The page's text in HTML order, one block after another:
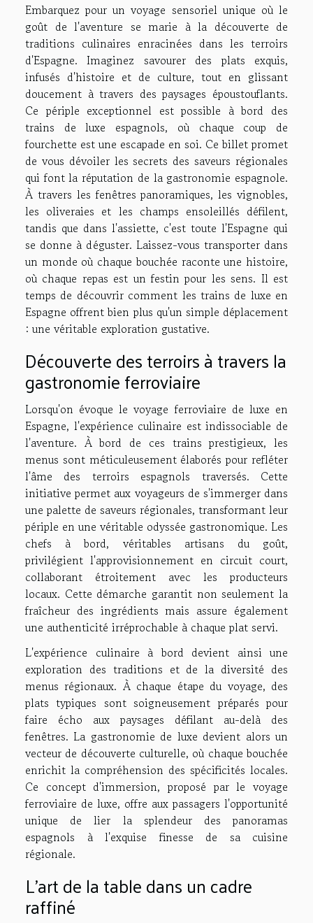
Embarquez pour un voyage sensoriel unique où le
goût de l'aventure se marie à la découverte de
traditions culinaires enracinées dans les terroirs
d'Espagne. Imaginez savourer des plats exquis,
infusés d'histoire et de culture, tout en glissant
doucement à travers des paysages époustouflants.
Ce périple exceptionnel est possible à bord des
trains de luxe espagnols, où chaque coup de
fourchette est une escapade en soi. Ce billet promet
de vous dévoiler les secrets des saveurs régionales
qui font la réputation de la gastronomie espagnole.
À travers les fenêtres panoramiques, les vignobles,
les oliveraies et les champs ensoleillés défilent,
tandis que dans l'assiette, c'est toute l'Espagne qui
se donne à déguster. Laissez-vous transporter dans
un monde où chaque bouchée raconte une histoire,
où chaque repas est un festin pour les sens. Il est
temps de découvrir comment les trains de luxe en
Espagne offrent bien plus qu'un simple déplacement
: une véritable exploration gustative.
Découverte des terroirs à travers la
gastronomie ferroviaire
Lorsqu'on évoque le voyage ferroviaire de luxe en
Espagne, l'expérience culinaire est indissociable de
l'aventure. À bord de ces trains prestigieux, les
menus sont méticuleusement élaborés pour refléter
l'âme des terroirs espagnols traversés. Cette
initiative permet aux voyageurs de s'immerger dans
une palette de saveurs régionales, transformant leur
périple en une véritable odyssée gastronomique. Les
chefs à bord, véritables artisans du goût,
privilégient l'approvisionnement en circuit court,
collaborant étroitement avec les producteurs
locaux. Cette démarche garantit non seulement la
fraîcheur des ingrédients mais assure également
une authenticité irréprochable à chaque plat servi.
L'expérience culinaire à bord devient ainsi une
exploration des traditions et de la diversité des
menus régionaux. À chaque étape du voyage, des
plats typiques sont soigneusement préparés pour
faire écho aux paysages défilant au-delà des
fenêtres. La gastronomie de luxe devient alors un
vecteur de découverte culturelle, où chaque bouchée
enrichit la compréhension des spécificités locales.
Ce concept d'immersion, proposé par le voyage
ferroviaire de luxe, offre aux passagers l'opportunité
unique de lier la splendeur des panoramas
espagnols à l'exquise finesse de sa cuisine
régionale.
L'art de la table dans un cadre
raffiné